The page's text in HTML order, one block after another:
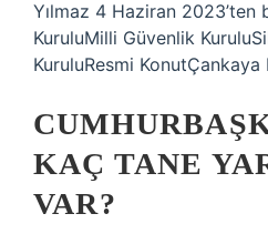
Yılmaz 4 Haziran 2023’ten
KuruluMilli Güvenlik
KuruluResmi KonutÇankaya
KAÇ TANE
VAR?